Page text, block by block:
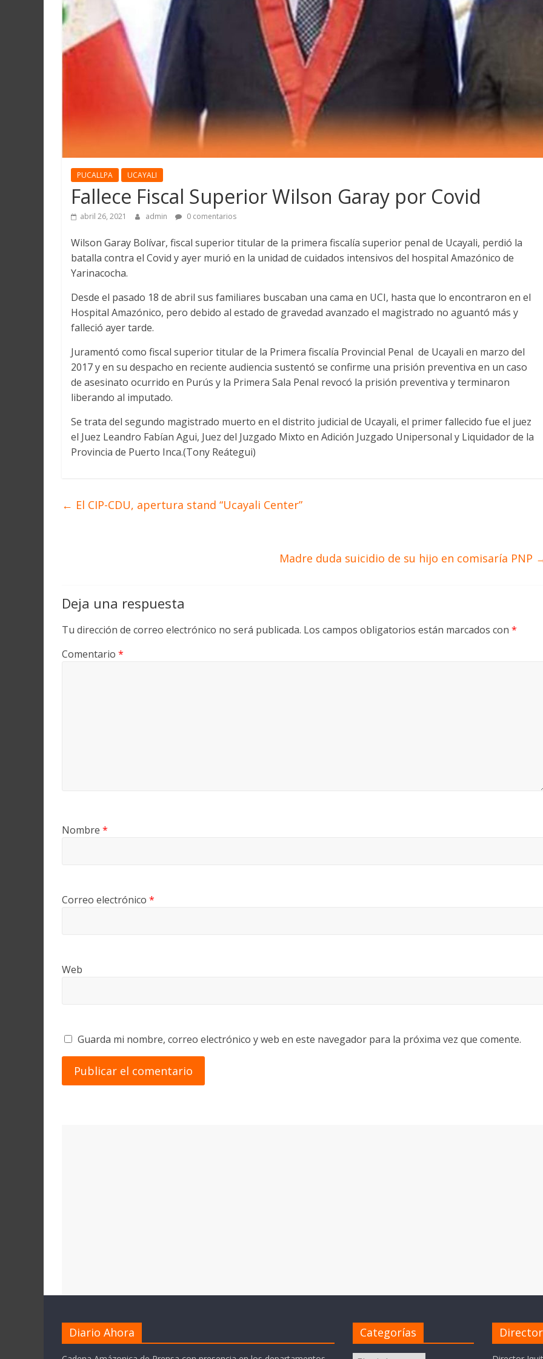
Martín
y
Loreto
PUCALLPA UCAYALI
Fallece Fiscal Superior Wilson Garay por Covid
abril 26, 2021 admin 0 comentarios
Wilson Garay Bolívar, fiscal superior titular de la primera fiscalía superior penal de Ucayali, perdió la
batalla contra el Covid y ayer murió en la unidad de cuidados intensivos del hospital Amazónico de
Yarinacocha.
Desde el pasado 18 de abril sus familiares buscaban una cama en UCI, hasta que lo encontraron en el
Hospital Amazónico, pero debido al estado de gravedad avanzado el magistrado no aguantó más y
falleció ayer tarde.
Juramentó como fiscal superior titular de la Primera fiscalía Provincial Penal de Ucayali en marzo del
2017 y en su despacho en reciente audiencia sustentó se confirme una prisión preventiva en un caso
de asesinato ocurrido en Purús y la Primera Sala Penal revocó la prisión preventiva y terminaron
liberando al imputado.
Se trata del segundo magistrado muerto en el distrito judicial de Ucayali, el primer fallecido fue el juez
el Juez Leandro Fabían Agui, Juez del Juzgado Mixto en Adición Juzgado Unipersonal y Liquidador de la
Provincia de Puerto Inca.(Tony Reátegui)
← El CIP-CDU, apertura stand “Ucayali Center”
Madre duda suicidio de su hijo en comisaría PNP
Deja una respuesta
Tu dirección de correo electrónico no será publicada. Los campos obligatorios están marcados con *
Comentario *
Nombre *
Correo electrónico *
Web
Guarda mi nombre, correo electrónico y web en este navegador para la próxima vez que comente.
Diario Ahora Categorías